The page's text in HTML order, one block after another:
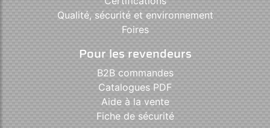
Qualité, sécurité et environnement
Foires
Pour les revendeurs
B2B commandes
Catalogues PDF
Aide à la vente
Fiche de sécurité